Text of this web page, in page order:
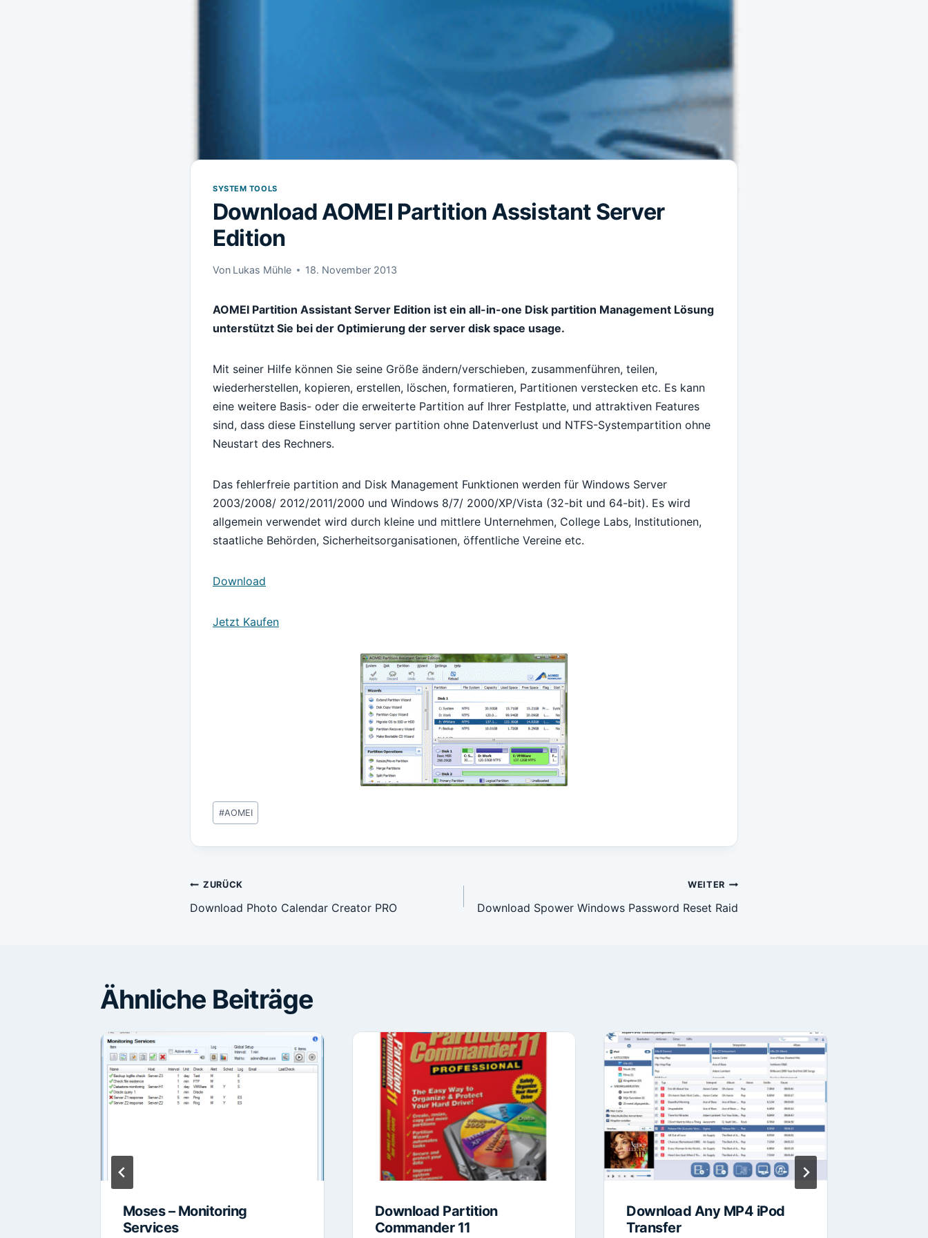
SYSTEM TOOLS
Download AOMEI Partition Assistant Server
Edition
Von Lukas Mühle 18. November 2013
AOMEI Partition Assistant Server Edition ist ein all-in-one Disk partition Management Lösung
unterstützt Sie bei der Optimierung der server disk space usage.
Mit seiner Hilfe können Sie seine Größe ändern/verschieben, zusammenführen, teilen,
wiederherstellen, kopieren, erstellen, löschen, formatieren, Partitionen verstecken etc. Es kann
eine weitere Basis- oder die erweiterte Partition auf Ihrer Festplatte, und attraktiven Features
sind, dass diese Einstellung server partition ohne Datenverlust und NTFS-Systempartition ohne
Neustart des Rechners.
Das fehlerfreie partition and Disk Management Funktionen werden für Windows Server
2003/2008/ 2012/2011/2000 und Windows 8/7/ 2000/XP/Vista (32-bit und 64-bit). Es wird
allgemein verwendet wird durch kleine und mittlere Unternehmen, College Labs, Institutionen,
staatliche Behörden, Sicherheitsorganisationen, öffentliche Vereine etc.
Download
Jetzt Kaufen
Schlagworte:
#AOMEI
Beitragsnavigation
ZURÜCK
Download Photo Calendar Creator PRO
WEITER
Download Spower Windows Password Reset Raid
Ähnliche Beiträge
Moses – Monitoring
Services
Download Partition
Commander 11
Download Any MP4 iPod
Transfer